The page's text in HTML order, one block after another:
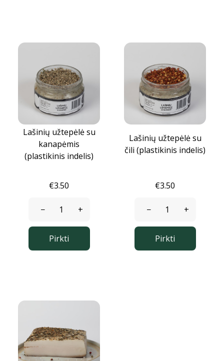
Lašinių užtepėlė su
kanapėmis
(plastikinis indelis)
€3.50
− +
Pirkti
Lašinių užtepėlė su
čili (plastikinis indelis)
€3.50
− +
Pirkti